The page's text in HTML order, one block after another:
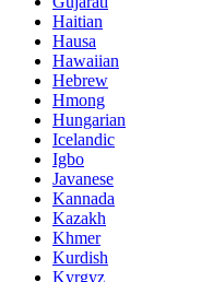
Haitian
Hausa
Hawaiian
Hebrew
Hmong
Hungarian
Icelandic
Igbo
Javanese
Kannada
Kazakh
Khmer
Kurdish
Kyrgyz